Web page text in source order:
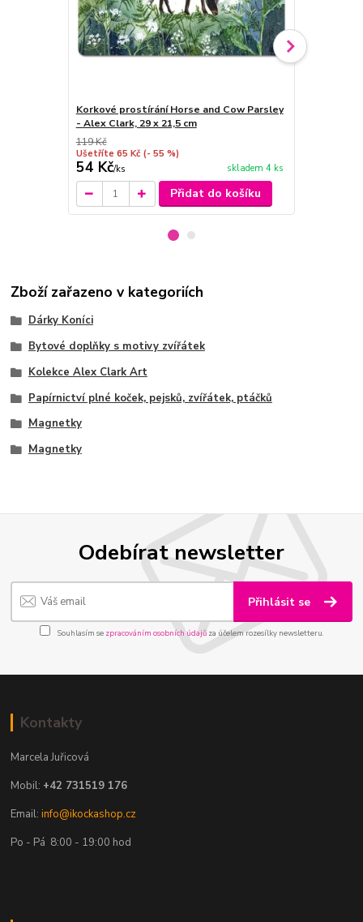
Korkové prostírání Horse and Cow Parsley
- Alex Clark, 29 x 21,5 cm
119 Kč
Ušetříte 65 Kč (- 55 %)
54 Kč/ks skladem 4 ks
Přidat do košíku
Zboží zařazeno v kategoriích
Dárky Koníci
Bytové doplňky s motivy zvířátek
Kolekce Alex Clark Art
Papírnictví plné koček, pejsků, zvířátek, ptáčků
Magnetky
Magnetky
Odebírat newsletter
Přihlásit se
Souhlasím se zpracováním osobních údajůza účelem rozesílky newsletteru.
Kontakty
Marcela Juřicová
Mobil: +42 731519 176
Email:info@ikockashop.cz
Po - Pá 8:00 - 19:00 hod